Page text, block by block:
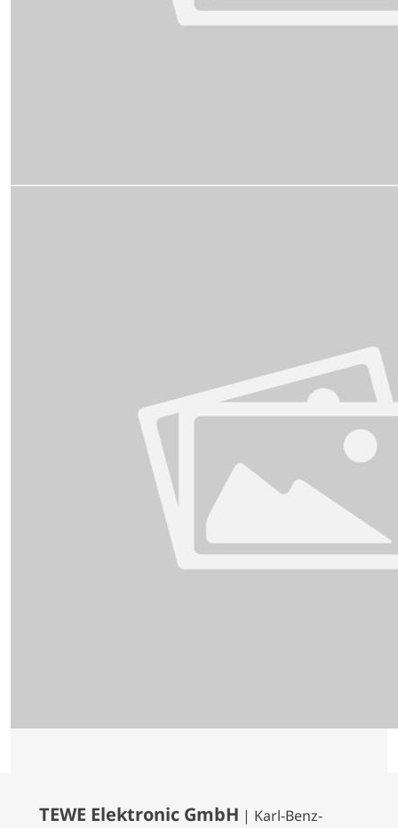
TEWE Elektronic GmbH | Karl-Benz-